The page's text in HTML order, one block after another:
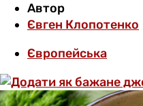
Автор
Євген Клопотенко
Європейська